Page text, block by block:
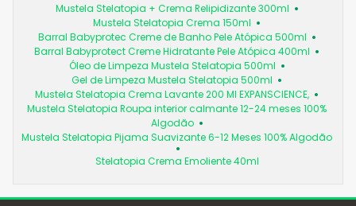
Mustela Stelatopia + Crema Relipidizante 300ml
Mustela Stelatopia Crema 150ml
Barral Babyprotec Creme de Banho Pele Atópica 500ml
Barral Babyprotect Creme Hidratante Pele Atópica 400ml
Óleo de Limpeza Mustela Stelatopia 500ml
Gel de Limpeza Mustela Stelatopia 500ml
Mustela Stelatopia Crema Lavante 200 Ml EXPANSCIENCE,
Mustela Stelatopia Roupa interior calmante 12-24 meses 100%
Algodão
Mustela Stelatopia Pijama Suavizante 6-12 Meses 100% Algodão
Stelatopia Crema Emoliente 40ml